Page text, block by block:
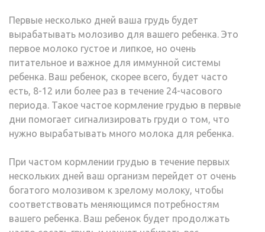
Первые несколько дней ваша грудь будет
вырабатывать молозиво для вашего ребенка. Это
первое молоко густое и липкое, но очень
питательное и важное для иммунной системы
ребенка. Ваш ребенок, скорее всего, будет часто
есть, 8-12 или более раз в течение 24-часового
периода. Такое частое кормление грудью в первые
дни помогает сигнализировать груди о том, что
нужно вырабатывать много молока для ребенка.
При частом кормлении грудью в течение первых
нескольких дней ваш организм перейдет от очень
богатого молозивом к зрелому молоку, чтобы
соответствовать меняющимся потребностям
вашего ребенка. Ваш ребенок будет продолжать